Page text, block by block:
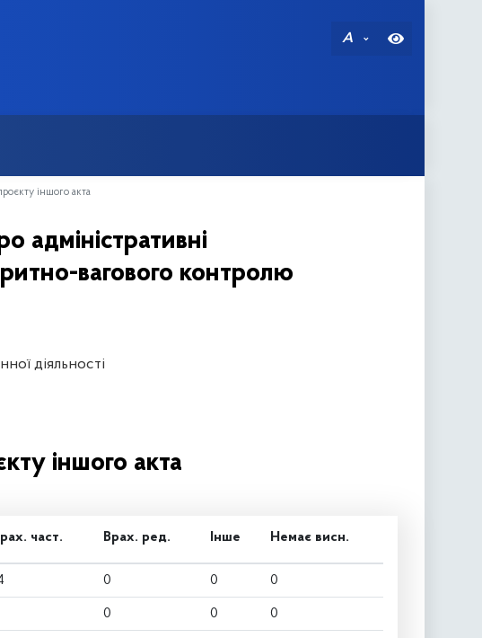
A
іншого акта
адміністративні
вагового контролю
діяльності
іншого акта
част. Врах. ред. Інше Немає висн.
0 0 0
0 0 0